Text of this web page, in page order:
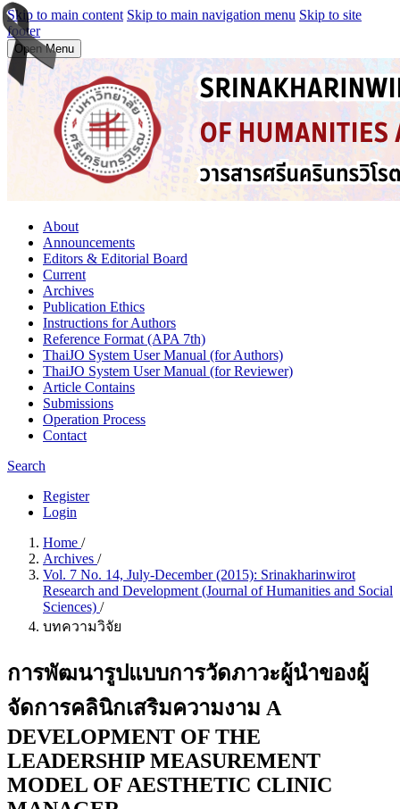
Skip to main content Skip to main navigation menu Skip to site
footer
Open Menu
About
Announcements
Editors & Editorial Board
Current
Archives
Publication Ethics
Instructions for Authors
Reference Format (APA 7th)
ThaiJO System User Manual (for Authors)
ThaiJO System User Manual (for Reviewer)
Article Contains
Submissions
Operation Process
Contact
Search
Register
Login
Home /
Archives /
Vol. 7 No. 14, July-December (2015): Srinakharinwirot
Research and Development (Journal of Humanities and Social
Sciences) /
บทความวิจัย
การพัฒนารูปแบบการวัดภาวะผู้นำของผู้
จัดการคลินิกเสริมความงาม A
DEVELOPMENT OF THE
LEADERSHIP MEASUREMENT
MODEL OF AESTHETIC CLINIC